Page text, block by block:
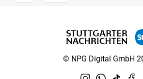
© NPG Digital GmbH